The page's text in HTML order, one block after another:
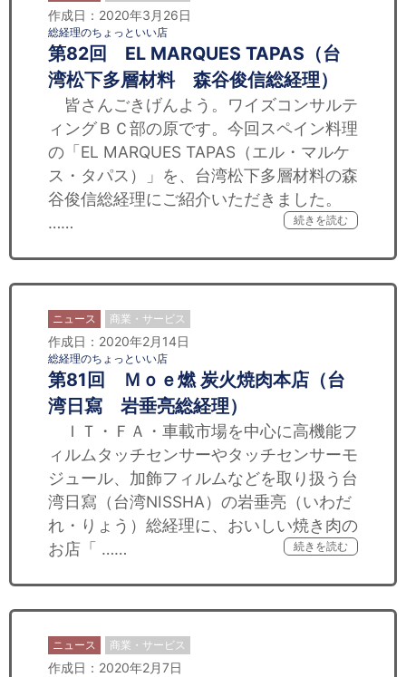
作成日：2020年3月26日
総経理のちょっといい店
第82回 EL MARQUES TAPAS（台
湾松下多層材料 森谷俊信総経理）
皆さんごきげんよう。ワイズコンサルテ
ィングＢＣ部の原です。今回スペイン料理
の「EL MARQUES TAPAS（エル・マルケ
ス・タパス）」を、台湾松下多層材料の森
谷俊信総経理にご紹介いただきました。
……
続きを読む
ニュース 商業・サービス
作成日：2020年2月14日
総経理のちょっといい店
第81回 Ｍｏｅ燃 炭火焼肉本店（台
湾日寫 岩垂亮総経理）
ＩＴ・ＦＡ・車載市場を中心に高機能フ
ィルムタッチセンサーやタッチセンサーモ
ジュール、加飾フィルムなどを取り扱う台
湾日寫（台湾NISSHA）の岩垂亮（いわだ
れ・りょう）総経理に、おいしい焼き肉の
お店「 ……
続きを読む
ニュース 商業・サービス
作成日：2020年2月7日